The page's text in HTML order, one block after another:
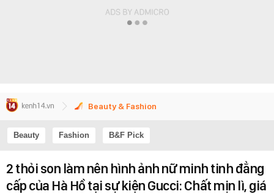
Beauty & Fashion
Beauty Fashion B&F Pick
2 thỏi son làm nên hình ảnh nữ minh tinh đẳng
cấp của Hà Hồ tại sự kiện Gucci: Chất mịn lì, giá